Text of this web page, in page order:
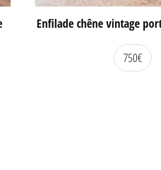
Enfilade chêne vintage
750€